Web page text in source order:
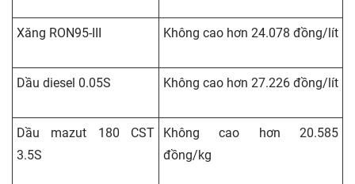
Xăng RON95-III Không cao hơn 24.078 đồng/lít
Dầu diesel 0.05S Không cao hơn 27.226 đồng/lít
Dầu mazut 180 CST
3.5S
Không cao hơn 20.585
đồng/kg